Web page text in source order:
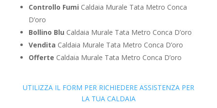
Controllo Fumi Caldaia Murale Tata Metro Conca
D’oro
Bollino Blu Caldaia Murale Tata Metro Conca D’oro
Vendita Caldaia Murale Tata Metro Conca D’oro
Offerte Caldaia Murale Tata Metro Conca D’oro
UTILIZZA IL FORM PER RICHIEDERE ASSISTENZA PER
LA TUA CALDAIA